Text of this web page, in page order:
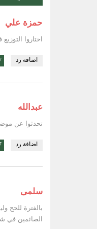
حمزة علي
اختاروا
اضافة رد
عبدالله
تحدثوا عن
اضافة رد
سلمى
بالفترة للحج
الصائمين في